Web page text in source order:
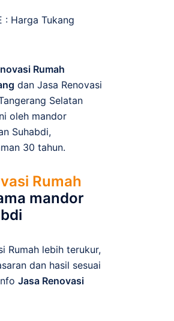
: Harga Tukang
Rumah
dan Jasa Renovasi
Selatan
oleh mandor
Suhabdi,
30 tahun.
Rumah
mandor
Rumah lebih terukur,
dan hasil sesuai
Jasa Renovasi